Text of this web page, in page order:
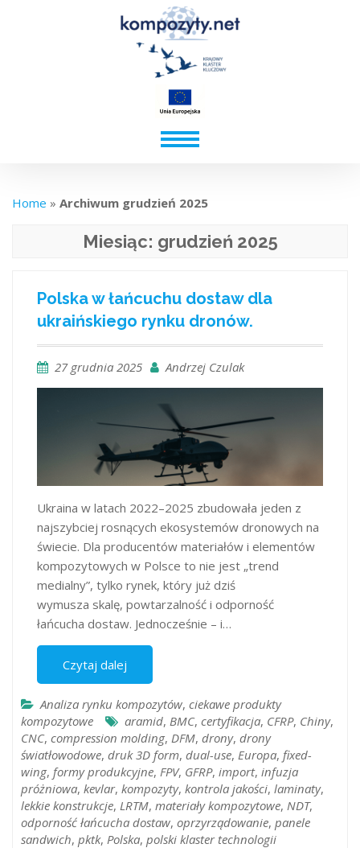
Home » Archiwum grudzień 2025
Miesiąc: grudzień 2025
Polska w łańcuchu dostaw dla
ukraińskiego rynku dronów.
27 grudnia 2025 Andrzej Czulak
Ukraina w latach 2022–2025 zbudowała jeden z
najszybciej rosnących ekosystemów dronowych na
świecie. Dla producentów materiałów i elementów
kompozytowych w Polsce to nie jest „trend
medialny”, tylko rynek, który już dziś
wymusza skalę, powtarzalność i odporność
łańcucha dostaw. Jednocześnie – i…
Czytaj dalej
Analiza rynku kompozytów, ciekawe produkty
kompozytowe
aramid, BMC, certyfikacja, CFRP, Chiny,
CNC, compression molding, DFM, drony, drony
światłowodowe, druk 3D form, dual-use, Europa, fixed-
wing, formy produkcyjne, FPV, GFRP, import, infuzja
próżniowa, kevlar, kompozyty, kontrola jakości, laminaty,
lekkie konstrukcje, LRTM, materiały kompozytowe, NDT,
odporność łańcucha dostaw, oprzyrządowanie, panele
sandwich, pktk, Polska, polski klaster technologii